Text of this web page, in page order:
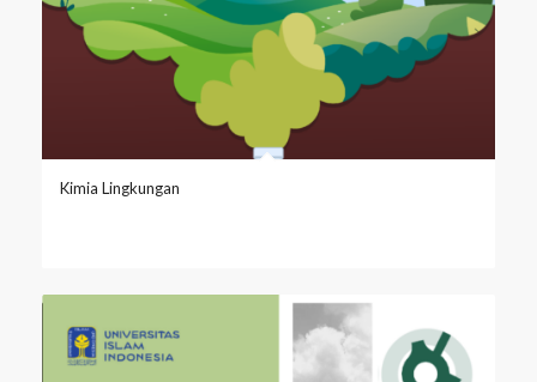
Kimia Lingkungan